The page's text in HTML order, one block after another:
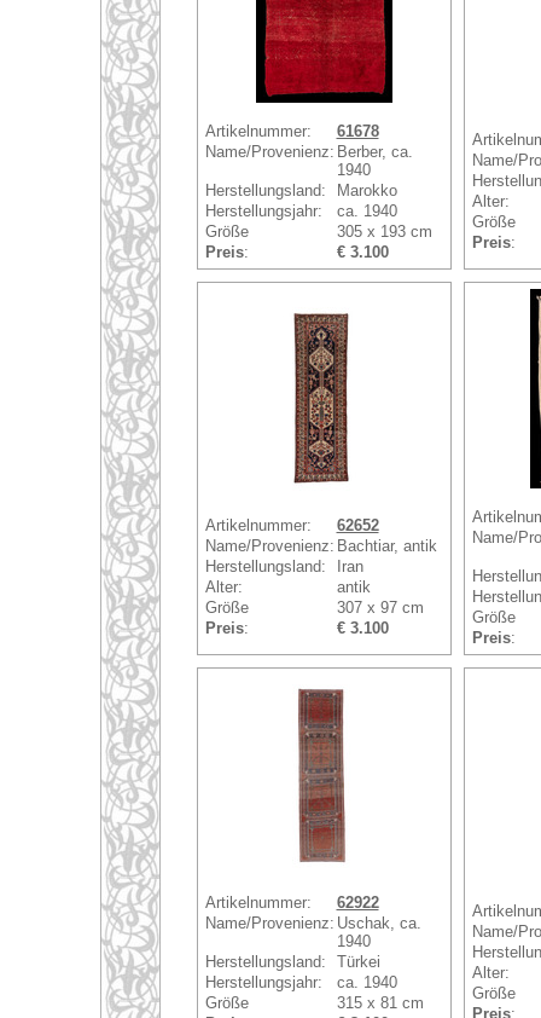
Artikelnummer:
61678
Name/Provenienz: Berber, ca.
1940
Herstellungsland:
Marokko
Herstellungsjahr:
ca. 1940
Größe
305 x 193 cm
Preis: € 3.100
Name/
Alter:
Größe
Preis:
Artikelnummer:
62652
Name/Provenienz: Bachtiar, antik
Herstellungsland:
Iran
Alter:
antik
Größe
307 x 97 cm
Preis: € 3.100
Name/
Größe
Preis:
Artikelnummer:
62922
Name/Provenienz: Uschak, ca.
1940
Herstellungsland:
Türkei
Herstellungsjahr:
ca. 1940
Größe
315 x 81 cm
Name/
Alter:
Größe
Preis: